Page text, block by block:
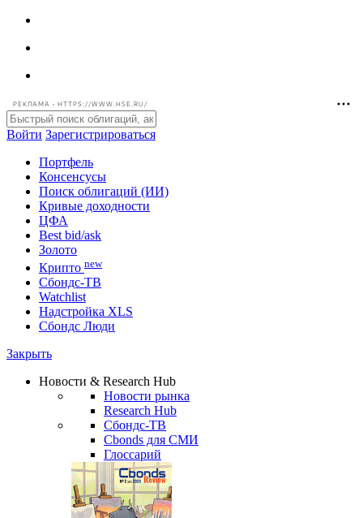
РЕКЛАМА • HTTPS://WWW.HSE.RU/
Войти Зарегистрироваться
Портфель
Консенсусы
Поиск облигаций (ИИ)
Кривые доходности
ЦФА
Best bid/ask
Золото
Крипто new
Watchlist
Сбондс Люди
Новости & Research Hub
Новости рынка
Research Hub
Сбондс-ТВ
Cbonds для СМИ
Глоссарий